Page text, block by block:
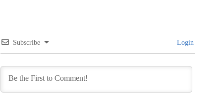
Subscribe Login